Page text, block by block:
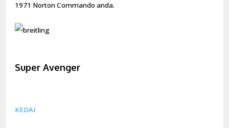
1971 Norton Commando anda.
Super Avenger
KEDAI